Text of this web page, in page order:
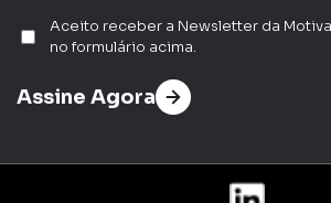
Aceito receber a Newsletter da
no formulário acima.
Assine Agora